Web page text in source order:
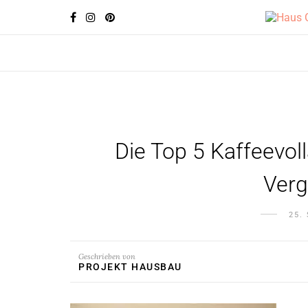
Die Top 5
25.
Geschrieben von
PROJEKT HAUSBAU